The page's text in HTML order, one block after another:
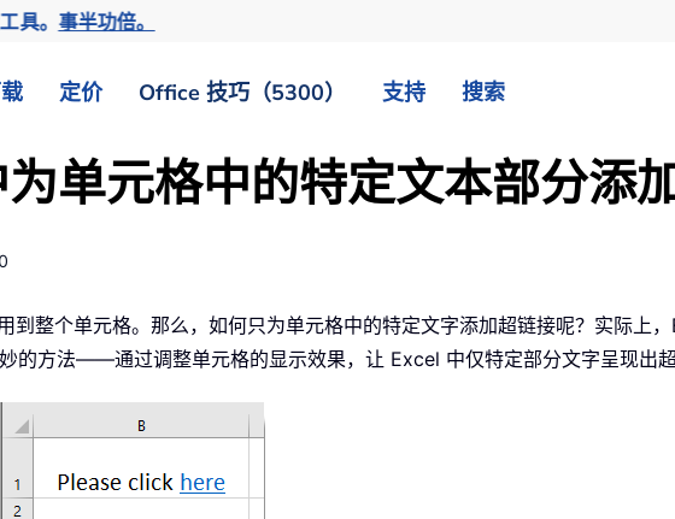
具。事半功倍。
定价 Office 技巧（5300） 支持 搜索
单元格中的特定文本部分添
到整个单元格。那么，如何只为单元格中的特定文字添加超链接呢？实际上
的方法——通过调整单元格的显示效果，让 Excel 中仅特定部分文字呈现出超